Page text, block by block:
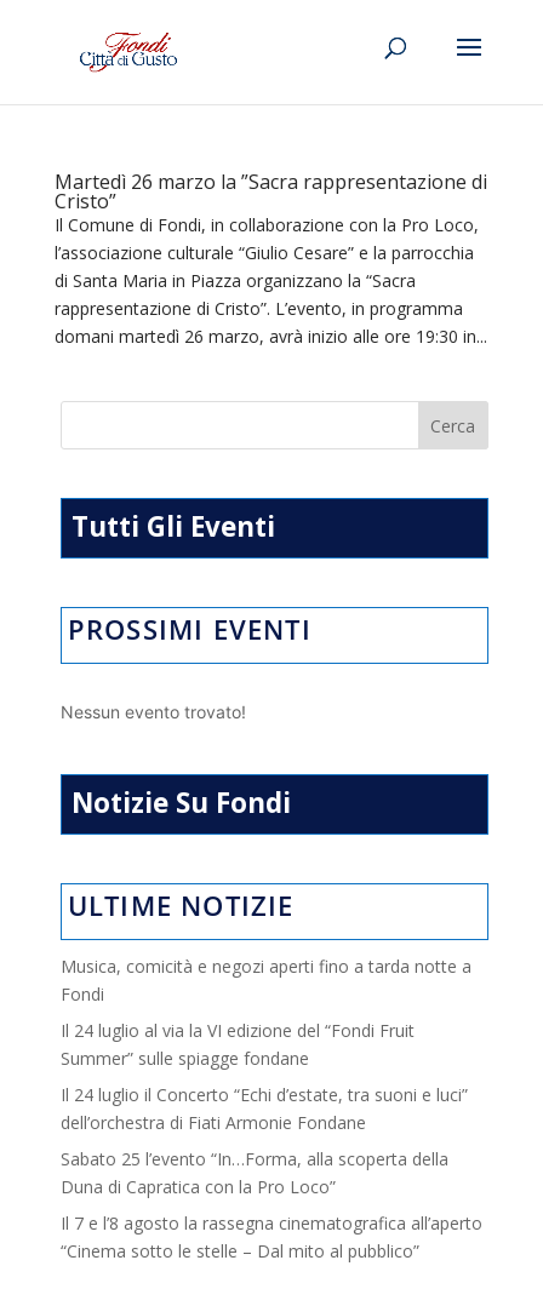
Martedì 26 marzo la ”Sacra rappresentazione di
Cristo”
Il Comune di Fondi, in collaborazione con la Pro Loco,
l’associazione culturale “Giulio Cesare” e la parrocchia
di Santa Maria in Piazza organizzano la “Sacra
rappresentazione di Cristo”. L’evento, in programma
domani martedì 26 marzo, avrà inizio alle ore 19:30 in...
Tutti Gli Eventi
PROSSIMI EVENTI
Nessun evento trovato!
Notizie Su Fondi
ULTIME NOTIZIE
Musica, comicità e negozi aperti fino a tarda notte a
Fondi
Il 24 luglio al via la VI edizione del “Fondi Fruit
Summer” sulle spiagge fondane
Il 24 luglio il Concerto “Echi d’estate, tra suoni e luci”
dell’orchestra di Fiati Armonie Fondane
Sabato 25 l’evento “In…Forma, alla scoperta della
Duna di Capratica con la Pro Loco”
Il 7 e l’8 agosto la rassegna cinematografica all’aperto
“Cinema sotto le stelle – Dal mito al pubblico”